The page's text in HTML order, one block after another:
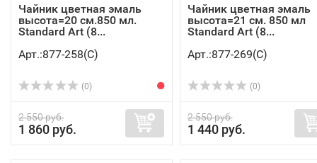
Чайник цветная эмаль
высота=20 см.850 мл.
Standard Art (8...
Арт.:877-258(C)
(0)
2 550 руб.
1 860 руб.
Чайник цветная эмаль
высота=21 см. 850 мл
Standard Art (8...
Арт.:877-269(C)
(0)
2 550 руб.
1 440 руб.